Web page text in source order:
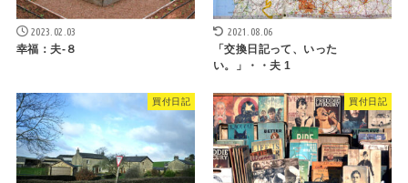
2023.02.03
幸福：夫-８
2021.08.06
「交換日記って、いった
い。」・・夫 1
買付日記 買付日記